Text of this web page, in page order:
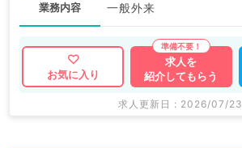
業務内容 一般外来
お気に入り
求人を
紹介してもらう
求人更新日 : 2026/07/23